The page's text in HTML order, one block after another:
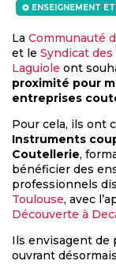
ENSEIGNEMENT
La Communauté
et le Syndicat
Laguiole ont
proximité pour
entreprises
Pour cela, ils ont
Instruments
Coutellerie,
bénéficier des
professionnels
Toulouse, avec
Découverte à
Ils envisagent de
ouvrant